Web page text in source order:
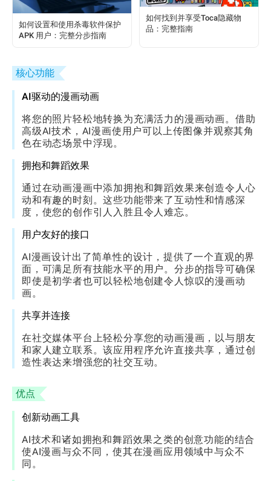
如何设置和使用杀毒软件保护
APK 用户：完整分步指南
如何找到并享受Toca隐藏物
品：完整指南
核心功能
AI驱动的漫画动画
将您的照片轻松地转换为充满活力的漫画动画。借助
高级AI技术，AI漫画使用户可以上传图像并观察其角
色在动态场景中浮现。
拥抱和舞蹈效果
通过在动画漫画中添加拥抱和舞蹈效果来创造令人心
动和有趣的时刻。这些功能带来了互动性和情感深
度，使您的创作引人入胜且令人难忘。
用户友好的接口
AI漫画设计出了简单性的设计，提供了一个直观的界
面，可满足所有技能水平的用户。分步的指导可确保
即使是初学者也可以轻松地创建令人惊叹的漫画动
画。
共享并连接
在社交媒体平台上轻松分享您的动画漫画，以与朋友
和家人建立联系。该应用程序允许直接共享，通过创
造性表达来增强您的社交互动。
优点
创新动画工具
AI技术和诸如拥抱和舞蹈效果之类的创意功能的结合
使AI漫画与众不同，使其在漫画应用领域中与众不
同。